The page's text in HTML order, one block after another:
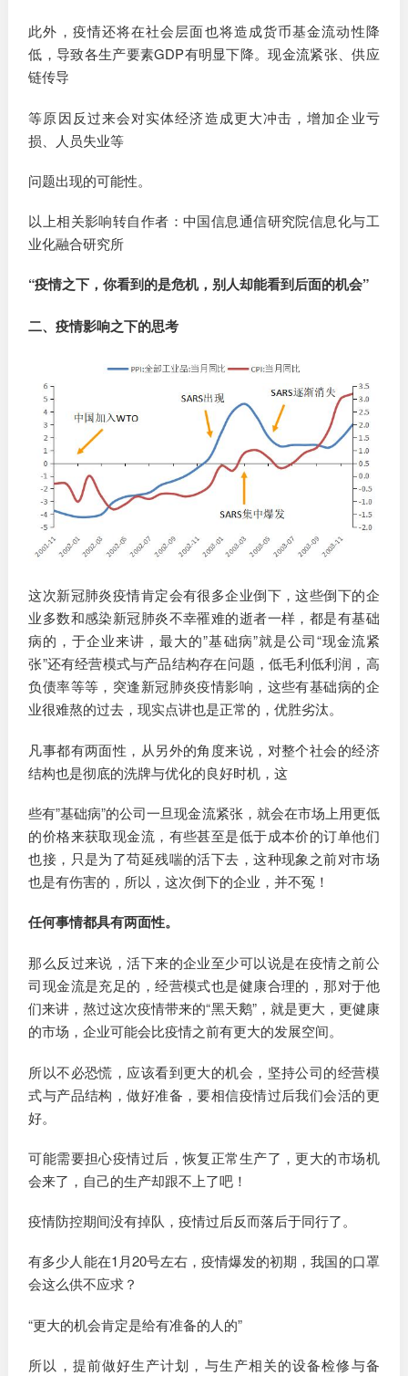
此外，疫情还将在社会层面也将造成货币基金流动性降
低，导致各生产要素GDP有明显下降。现金流紧张、供应
链传导
等原因反过来会对实体经济造成更大冲击，增加企业亏
损、人员失业等
问题出现的可能性。
以上相关影响转自作者：中国信息通信研究院信息化与工
业化融合研究所
“疫情之下，你看到的是危机，别人却能看到后面的机会”
二、疫情影响之下的思考
这次新冠肺炎疫情肯定会有很多企业倒下，这些倒下的企
业多数和感染新冠肺炎不幸罹难的逝者一样，都是有基础
病的，于企业来讲，最大的”基础病”就是公司“现金流紧
张”还有经营模式与产品结构存在问题，低毛利低利润，高
负债率等等，突逢新冠肺炎疫情影响，这些有基础病的企
业很难熬的过去，现实点讲也是正常的，优胜劣汰。
凡事都有两面性，从另外的角度来说，对整个社会的经济
结构也是彻底的洗牌与优化的良好时机，这
些有”基础病”的公司一旦现金流紧张，就会在市场上用更低
的价格来获取现金流，有些甚至是低于成本价的订单他们
也接，只是为了苟延残喘的活下去，这种现象之前对市场
也是有伤害的，所以，这次倒下的企业，并不冤！
任何事情都具有两面性。
那么反过来说，活下来的企业至少可以说是在疫情之前公
司现金流是充足的，经营模式也是健康合理的，那对于他
们来讲，熬过这次疫情带来的“黑天鹅”，就是更大，更健康
的市场，企业可能会比疫情之前有更大的发展空间。
所以不必恐慌，应该看到更大的机会，坚持公司的经营模
式与产品结构，做好准备，要相信疫情过后我们会活的更
好。
可能需要担心疫情过后，恢复正常生产了，更大的市场机
会来了，自己的生产却跟不上了吧！
疫情防控期间没有掉队，疫情过后反而落后于同行了。
有多少人能在1月20号左右，疫情爆发的初期，我国的口罩
会这么供不应求？
“更大的机会肯定是给有准备的人的”
所以，提前做好生产计划，与生产相关的设备检修与备